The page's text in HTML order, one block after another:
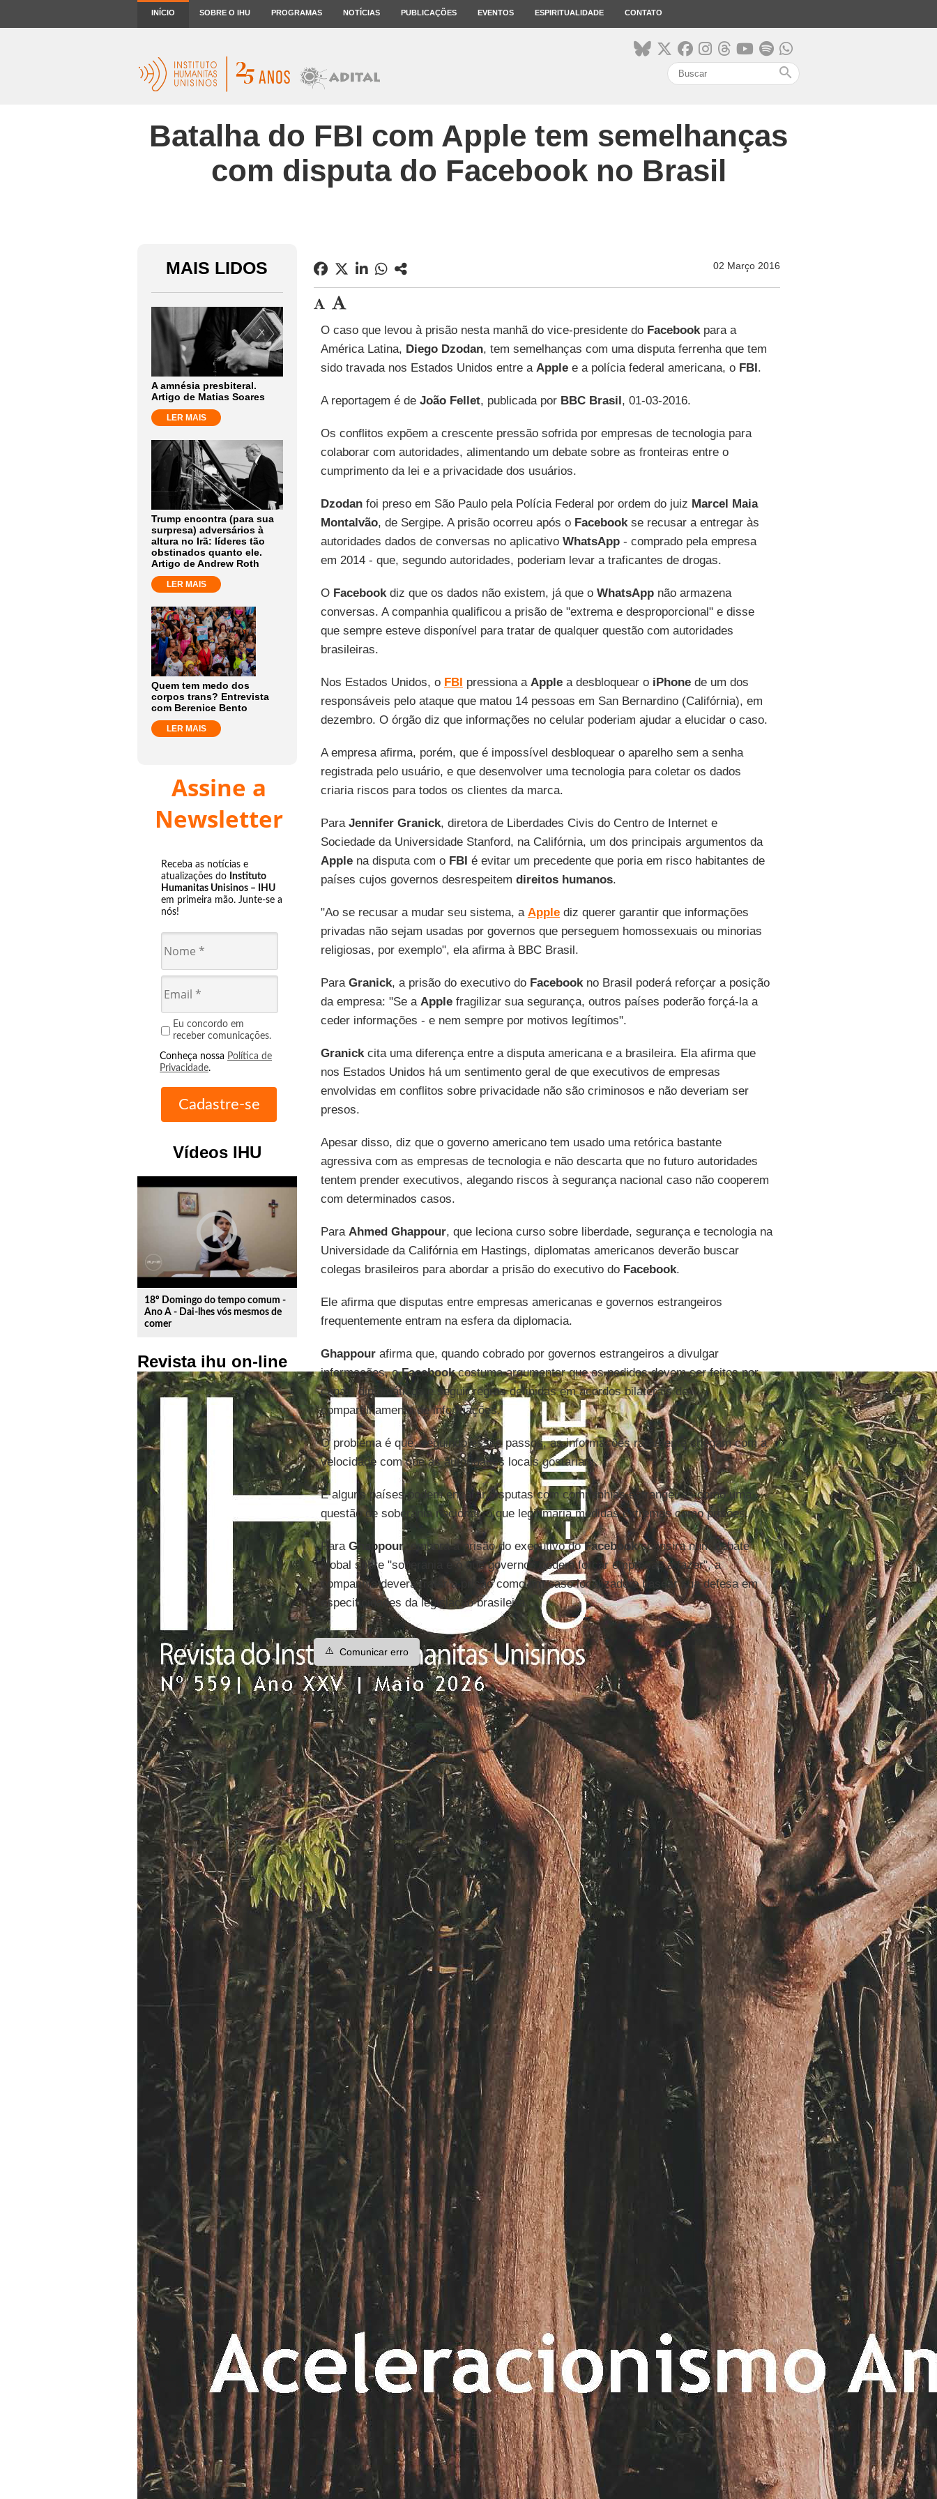
INÍCIO SOBRE O IHU PROGRAMAS NOTÍCIAS PUBLICAÇÕES EVENTOS ESPIRITUALIDADE CONTATO
search
Batalha do FBI com Apple tem semelhanças
com disputa do Facebook no Brasil
MAIS LIDOS
A amnésia presbiteral.
Artigo de Matias Soares
LER MAIS
Trump encontra (para sua
surpresa) adversários à
altura no Irã: líderes tão
obstinados quanto ele.
Artigo de Andrew Roth
LER MAIS
Quem tem medo dos
corpos trans? Entrevista
com Berenice Bento
LER MAIS
Assine a
Newsletter
Receba as notícias e
atualizações do Instituto
Humanitas Unisinos – IHU
em primeira mão. Junte-se a
nós!
Eu concordo em
receber comunicações.
Conheça nossa Política de
Privacidade.
Vídeos IHU
play_circle_outline
18º Domingo do tempo comum -
Ano A - Dai-lhes vós mesmos de
comer
Revista ihu on-line
02 Março 2016
O caso que levou à prisão nesta manhã do vice-presidente do Facebookpara a
América Latina, Diego Dzodan, tem semelhanças com uma disputa ferrenha que tem
sido travada nos Estados Unidos entre a Applee a polícia federal americana, o FBI.
A reportagem é de João Fellet, publicada por BBC Brasil, 01-03-2016.
Os conflitos expõem a crescente pressão sofrida por empresas de tecnologia para
colaborar com autoridades, alimentando um debate sobre as fronteiras entre o
cumprimento da lei e a privacidade dos usuários.
Dzodanfoi preso em São Paulo pela Polícia Federal por ordem do juiz Marcel Maia
Montalvão, de Sergipe. A prisão ocorreu após o Facebookse recusar a entregar às
autoridades dados de conversas no aplicativo WhatsApp- comprado pela empresa
em 2014 - que, segundo autoridades, poderiam levar a traficantes de drogas.
O Facebookdiz que os dados não existem, já que o WhatsAppnão armazena
conversas. A companhia qualificou a prisão de "extrema e desproporcional" e disse
que sempre esteve disponível para tratar de qualquer questão com autoridades
brasileiras.
Nos Estados Unidos, o FBI pressiona a Applea desbloquear o iPhonede um dos
responsáveis pelo ataque que matou 14 pessoas em San Bernardino (Califórnia), em
dezembro. O órgão diz que informações no celular poderiam ajudar a elucidar o caso.
A empresa afirma, porém, que é impossível desbloquear o aparelho sem a senha
registrada pelo usuário, e que desenvolver uma tecnologia para coletar os dados
criaria riscos para todos os clientes da marca.
Para Jennifer Granick, diretora de Liberdades Civis do Centro de Internet e
Sociedade da Universidade Stanford, na Califórnia, um dos principais argumentos da
Applena disputa com o FBI é evitar um precedente que poria em risco habitantes de
países cujos governos desrespeitem direitos humanos.
"Ao se recusar a mudar seu sistema, a Applediz querer garantir que informações
privadas não sejam usadas por governos que perseguem homossexuais ou minorias
religiosas, por exemplo", ela afirma à BBC Brasil.
Para Granick, a prisão do executivo do Facebookno Brasil poderá reforçar a posição
da empresa: "Se a Applefragilizar sua segurança, outros países poderão forçá-la a
ceder informações - e nem sempre por motivos legítimos".
Granickcita uma diferença entre a disputa americana e a brasileira. Ela afirma que
nos Estados Unidos há um sentimento geral de que executivos de empresas
envolvidas em conflitos sobre privacidade não são criminosos e não deveriam ser
presos.
Apesar disso, diz que o governo americano tem usado uma retórica bastante
agressiva com as empresas de tecnologia e não descarta que no futuro autoridades
tentem prender executivos, alegando riscos à segurança nacional caso não cooperem
com determinados casos.
Para Ahmed Ghappour, que leciona curso sobre liberdade, segurança e tecnologia na
Universidade da Califórnia em Hastings, diplomatas americanos deverão buscar
colegas brasileiros para abordar a prisão do executivo do Facebook.
Ele afirma que disputas entre empresas americanas e governos estrangeiros
frequentemente entram na esfera da diplomacia.
Ghappourafirma que, quando cobrado por governos estrangeiros a divulgar
informações, oFacebookcostuma argumentar que os pedidos devem ser feitos por
canais diplomáticos e seguir regras definidas em acordos bilaterais de
compartilhamento de informações.
O problema é que, seguindo esses passos, as informações raramente chegam com a
velocidade com que as autoridades locais gostariam.
E alguns países podem encarar disputas com companhias estrangeiras como uma
questão de soberania nacional, o que legitimaria medidas extremas como prisões.
Para Ghappour, embora a prisão do executivo doFacebookse insira num debate
global sobre "soberania e o que governos podem forçar empresas a fazer", a
companhia deverá tratar a prisão como um caso localizado e basear sua defesa em
especificidades da legislação brasileira.
⚠️ Comunicar erro